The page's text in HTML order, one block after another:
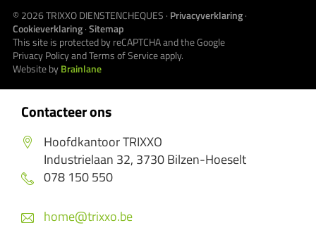
Contacteer ons
Hoofdkantoor TRIXXO
Industrielaan 32, 3730 Bilzen-Hoeselt
078 150 550
home@trixxo.be
© 2026TRIXXO DIENSTENCHEQUES · Privacyverklaring·
Cookieverklaring·Sitemap
This site is protected by reCAPTCHA and the Google
Privacy PolicyandTerms of Serviceapply.
Website byBrainlane